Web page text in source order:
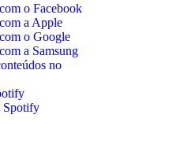
o Facebook
a Apple
o Google
a Samsung
no
Spotify